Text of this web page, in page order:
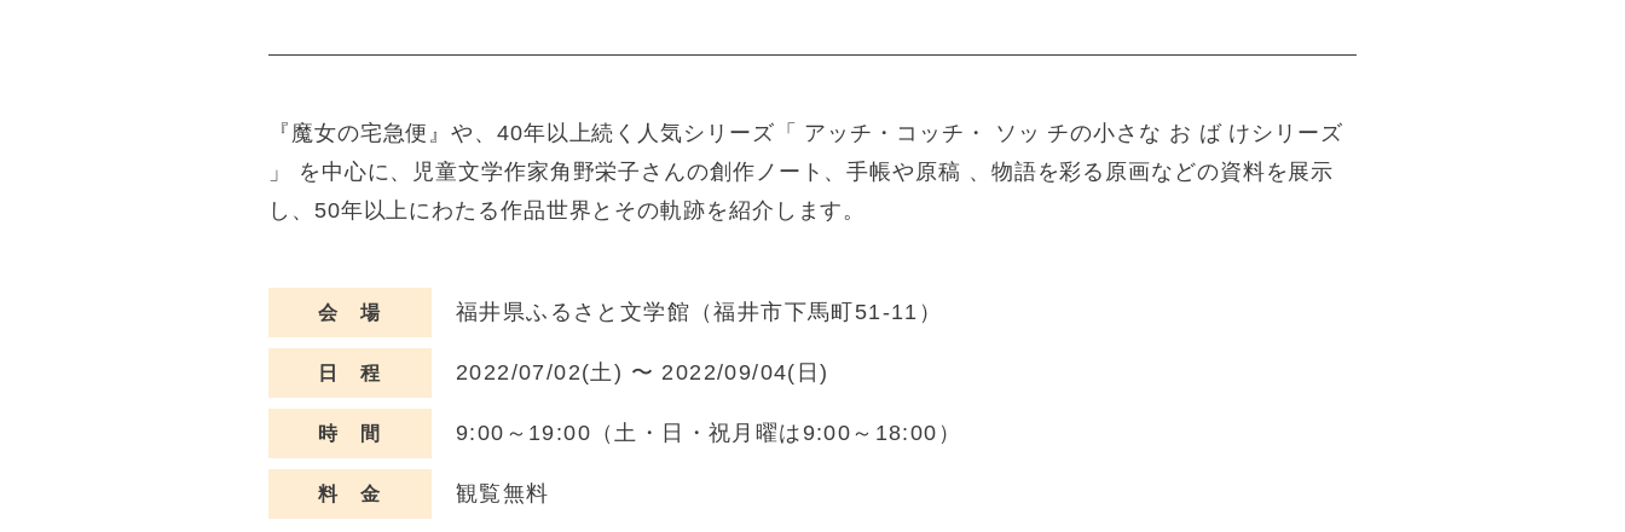
『魔女の宅急便』や、40年以上続く人気シリーズ「 アッチ・コッチ・ ソッ チの小さな お ば けシリーズ
」 を中心に、児童文学作家角野栄子さんの創作ノート、手帳や原稿 、物語を彩る原画などの資料を展示
し、50年以上にわたる作品世界とその軌跡を紹介します。
会 場 福井県ふるさと文学館（福井市下馬町51-11）
日 程 2022/07/02(土) 〜 2022/09/04(日)
時 間 9:00～19:00（土・日・祝月曜は9:00～18:00）
料 金 観覧無料